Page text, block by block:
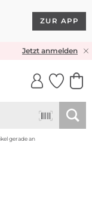
ZUR APP
Jetzt anmelden
gerade an